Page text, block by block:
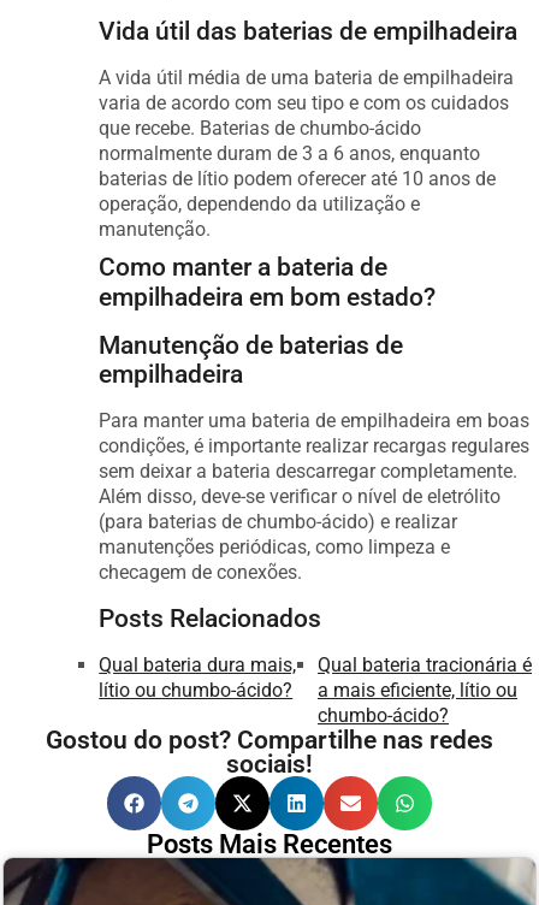
Vida útil das baterias de empilhadeira
A vida útil média de uma bateria de empilhadeira
varia de acordo com seu tipo e com os cuidados
que recebe. Baterias de chumbo-ácido
normalmente duram de 3 a 6 anos, enquanto
baterias de lítio podem oferecer até 10 anos de
operação, dependendo da utilização e
manutenção.
Como manter a bateria de
empilhadeira em bom estado?
Manutenção de baterias de
empilhadeira
Para manter uma bateria de empilhadeira em boas
condições, é importante realizar recargas regulares
sem deixar a bateria descarregar completamente.
Além disso, deve-se verificar o nível de eletrólito
(para baterias de chumbo-ácido) e realizar
manutenções periódicas, como limpeza e
checagem de conexões.
Posts Relacionados
Qual bateria dura mais,
lítio ou chumbo-ácido?
Qual bateria tracionária é
a mais eficiente, lítio ou
chumbo-ácido?
Gostou do post? Compartilhe nas redes
sociais!
Posts Mais Recentes